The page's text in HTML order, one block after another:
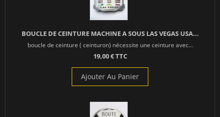
BOUCLE DE CEINTURE MACHINE A SOUS LAS VEGAS USA...
boucle de ceinture ( ceinturon) nécessite une ceinture avec...
19,00 € TTC
Ajouter Au Panier